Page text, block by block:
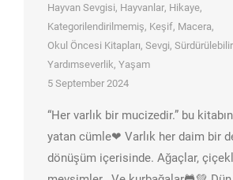
Hayvan Sevgisi, Hayvanlar, Hikaye,
Kategorilendirilmemiş, Keşif, Macera,
Okul Öncesi Kitapları, Sevgi,
Yardımseverlik, Yaşam
5 September 2024
“Her varlık bir mucizedir.” bu
yatan cümle❤ Varlık her daim bir
dönüşüm içerisinde. Ağaçlar,